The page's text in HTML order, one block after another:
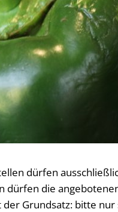
dürfen
dürfen die
Grundsatz: bitte